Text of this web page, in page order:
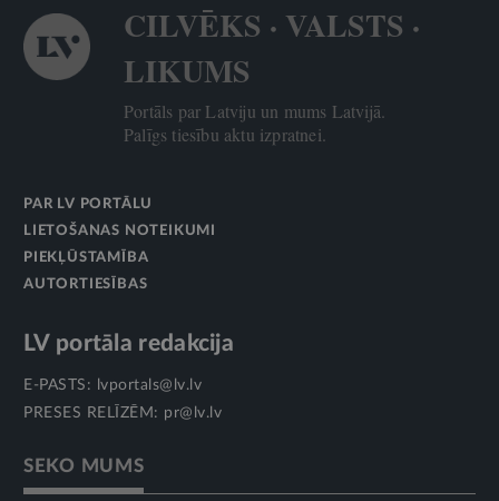
CILVĒKS · VALSTS ·
LIKUMS
Portāls par Latviju un mums Latvijā.
Palīgs tiesību aktu izpratnei.
PAR LV PORTĀLU
LIETOŠANAS NOTEIKUMI
PIEKĻŪSTAMĪBA
AUTORTIESĪBAS
LV portāla redakcija
E-PASTS:
lvportals@lv.lv
PRESES RELĪZĒM: pr@lv.lv
SEKO MUMS